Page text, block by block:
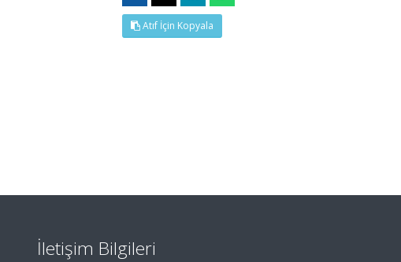
Atıf İçin Kopyala
İletişim Bilgileri